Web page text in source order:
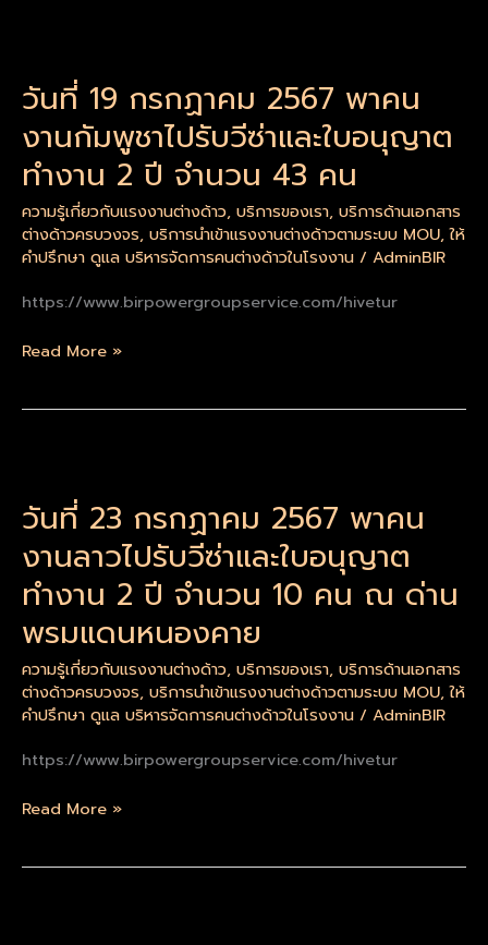
วันที่ 19 กรกฏาคม 2567 พาคน
งานกัมพูชาไปรับวีซ่าและใบอนุญาต
ทำงาน 2 ปี จำนวน 43 คน
ความรู้เกี่ยวกับแรงงานต่างด้าว, บริการของเรา, บริการด้านเอกสาร
ต่างด้าวครบวงจร, บริการนำเข้าแรงงานต่างด้าวตามระบบ MOU,ให้
คำปรึกษา ดูแล บริหารจัดการคนต่างด้าวในโรงงาน / AdminBIR
https://www.birpowergroupservice.com/hivetur
19
าคม
2567
คน
งาน
ไป
วีซ่า
ใบ
ปี
43
คน
Read More »
วันที่ 23 กรกฏาคม 2567 พาคน
งานลาวไปรับวีซ่าและใบอนุญาต
ทำงาน 2 ปี จำนวน 10 คน ณ ด่าน
พรมแดนหนองคาย
ความรู้เกี่ยวกับแรงงานต่างด้าว, บริการของเรา, บริการด้านเอกสาร
ต่างด้าวครบวงจร, บริการนำเข้าแรงงานต่างด้าวตามระบบ MOU,ให้
คำปรึกษา ดูแล บริหารจัดการคนต่างด้าวในโรงงาน / AdminBIR
https://www.birpowergroupservice.com/hivetur
23
าคม
2567
คน
งาน
ลาว
ไป
รับ
และ
Read More »